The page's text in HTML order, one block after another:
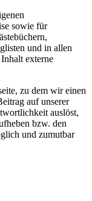
sowie für
und in allen
externe
zu dem wir einen
auf unserer
auslöst,
bzw. den
und zumutbar